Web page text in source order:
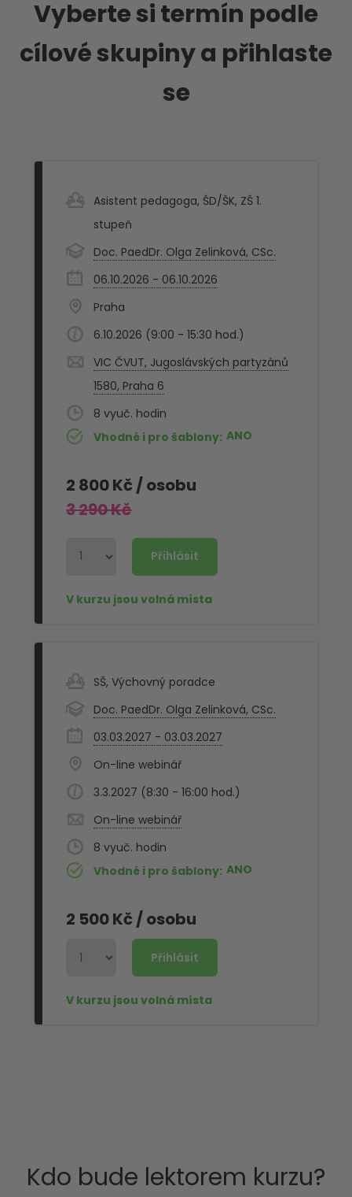
Vyberte si termín podle
cílové skupiny a přihlaste
se
Asistent pedagoga, ŠD/ŠK, ZŠ 1.
stupeň
Doc. PaedDr. Olga Zelinková, CSc.
06.10.2026 - 06.10.2026
Praha
6.10.2026 (9:00 - 15:30 hod.)
VIC ČVUT, Jugoslávských partyzánů
1580, Praha 6
8
Vhodné i pro šablony ANO
3 290 Kč
2 800 Kč/ osobu
SŠ,Výchovný poradce
Doc. PaedDr. Olga Zelinková, CSc.
03.03.2027 - 03.03.2027
On-line webinář
3.3.2027 (8:30 - 16:00 hod.)
On-line webinář
8
Vhodné i pro šablony ANO
2 500 Kč/ osobu
Kdo bude lektorem kurzu?